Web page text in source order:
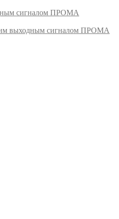
сигналом ПРОМА
выходным сигналом ПРОМА